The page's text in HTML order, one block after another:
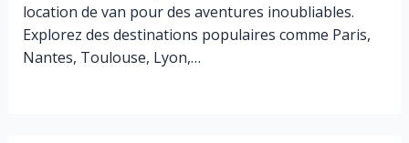
location de van pour des aventures inoubliables.
Explorez des destinations populaires comme Paris,
Nantes, Toulouse, Lyon,…